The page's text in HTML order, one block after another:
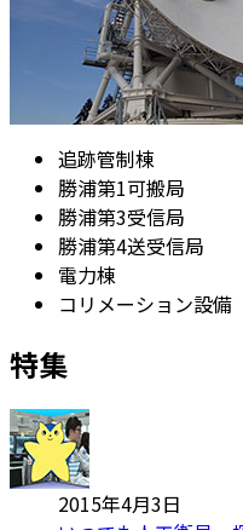
追跡管制棟
勝浦第1可搬局
勝浦第3受信局
勝浦第4送受信局
電力棟
コリメーション設備
特集
2015年4月3日